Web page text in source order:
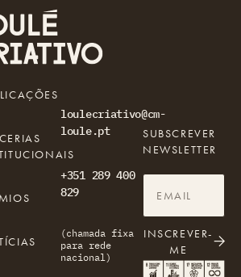
loulecriativo@cm-
loule.pt
+351 289 400
829
(chamada fixa
para rede
nacional)
SUBSCREVER
NEWSLETTER
INSCREVER-
ME